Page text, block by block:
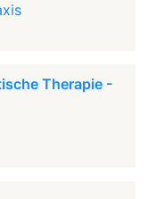
Therapie -